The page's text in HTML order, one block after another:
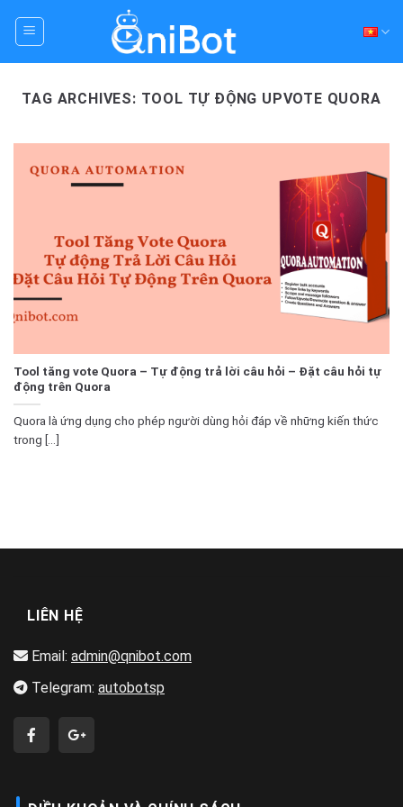
TAG ARCHIVES: TOOL TỰ ĐỘNG UPVOTE QUORA
Tool tăng vote Quora – Tự động trả lời câu hỏi – Đặt câu hỏi tự
động trên Quora
Quora là ứng dụng cho phép người dùng hỏi đáp về những kiến thức
trong [...]
LIÊN HỆ
Email: admin@qnibot.com
Telegram: autobotsp